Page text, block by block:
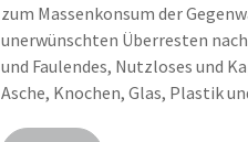
zum Massenkonsum der
unerwünschten Überresten
und Faulendes, Nutzloses und
Asche, Knochen, Glas, Plastik